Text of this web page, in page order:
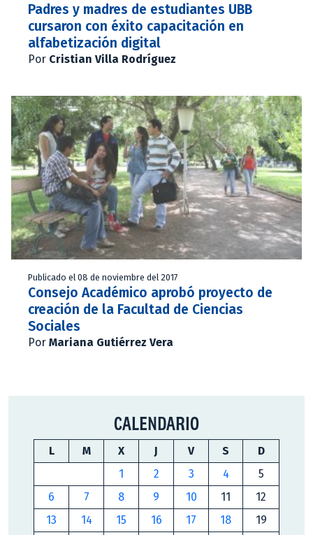
Padres y madres de estudiantes UBB
cursaron con éxito capacitación en
alfabetización digital
Por Cristian Villa Rodríguez
Publicado el 08 de noviembre del 2017
Consejo Académico aprobó proyecto de
creación de la Facultad de Ciencias
Sociales
Por Mariana Gutiérrez Vera
CALENDARIO
L M X J V S
D
1
2 3 4
5
6
7 8 9 10 11
12
13
14 15 16 17 18
19